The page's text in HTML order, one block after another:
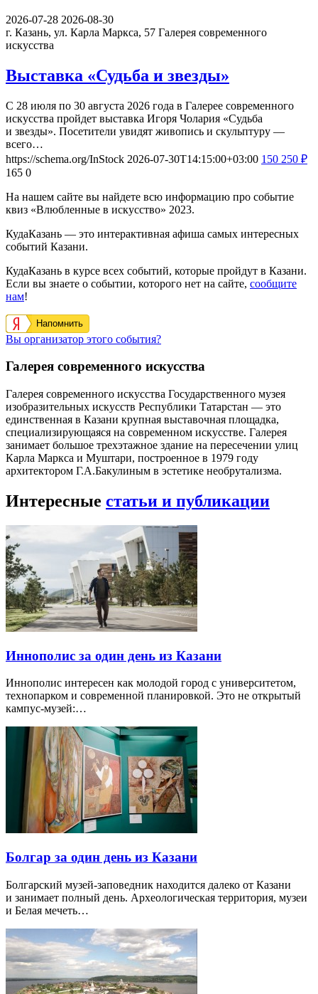
2026-07-28 2026-08-30
г. Казань, ул. Карла Маркса, 57 Галерея современного
искусства
Выставка «Судьба и звезды»
С 28 июля по 30 августа 2026 года в Галерее современного
искусства пройдет выставка Игоря Чолария «Судьба
и звезды». Посетители увидят живопись и скульптуру —
всего…
https://schema.org/InStock 2026-07-30T14:15:00+03:00 150 250 ₽
165 0
На нашем сайте вы найдете всю информацию про событие
квиз «Влюбленные в искусство» 2023.
КудаКазань — это интерактивная афиша самых интересных
событий Казани.
КудаКазань в курсе всех событий, которые пройдут в Казани.
Если вы знаете о событии, которого нет на сайте, сообщите
нам!
Напомнить
Вы организатор этого события?
Галерея современного искусства
Галерея современного искусства Государственного музея
изобразительных искусств Республики Татарстан — это
единственная в Казани крупная выставочная площадка,
специализирующаяся на современном искусстве. Галерея
занимает большое трехэтажное здание на пересечении улиц
Карла Маркса и Муштари, построенное в 1979 году
архитектором Г.А.Бакулиным в эстетике необрутализма.
Интересные статьи и публикации
Иннополис за один день из Казани
Иннополис интересен как молодой город с университетом,
технопарком и современной планировкой. Это не открытый
кампус-музей:…
Болгар за один день из Казани
Болгарский музей-заповедник находится далеко от Казани
и занимает полный день. Археологическая территория, музеи
и Белая мечеть…